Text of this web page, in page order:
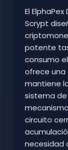
El
Scrypt
potente
consumo
ofrece una
mantiene
sistema de
circuito
necesidad